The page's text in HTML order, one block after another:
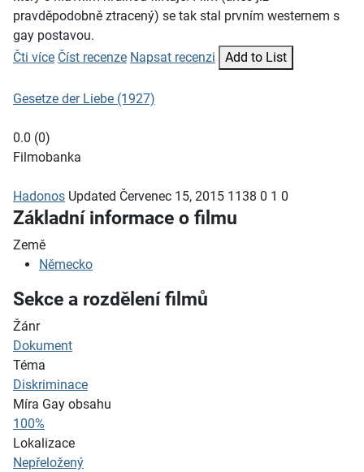
pravděpodobně ztracený) se tak stal prvním westernem s
gay postavou.
Čti více Číst recenze Napsat recenzi Add to List
Gesetze der Liebe (1927)
0.0 (0)
Filmobanka
Hadonos Updated Červenec 15, 2015 1138 0 1 0
Základní informace o filmu
Země
Německo
Sekce a rozdělení filmů
Žánr
Dokument
Téma
Diskriminace
Míra Gay obsahu
100%
Lokalizace
Nepřeložený